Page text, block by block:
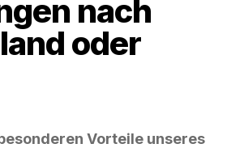
nach
oder
Vorteile unseres